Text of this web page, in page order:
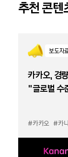
추천 콘텐
보도자
카카오, 경
“글로벌 수
#카카오 #카